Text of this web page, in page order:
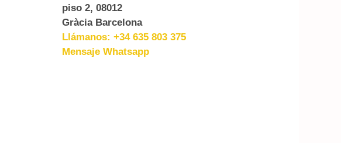
piso 2, 08012
Gràcia Barcelona
Llámanos: +34 635 803 375
Mensaje Whatsapp